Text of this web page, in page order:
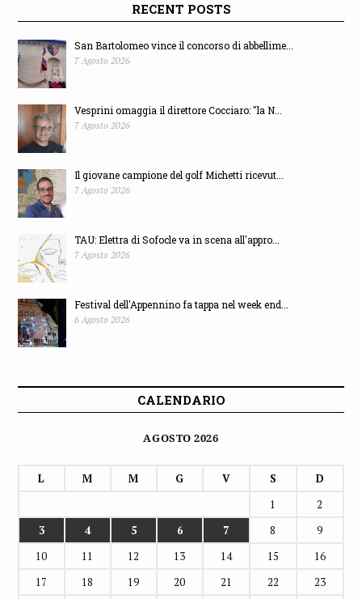
RECENT POSTS
San Bartolomeo vince il concorso di abbellime...
7 Agosto 2026
Vesprini omaggia il direttore Cocciaro: "la N...
7 Agosto 2026
Il giovane campione del golf Michetti ricevut...
7 Agosto 2026
TAU: Elettra di Sofocle va in scena all'appro...
7 Agosto 2026
Festival dell'Appennino fa tappa nel week end...
6 Agosto 2026
CALENDARIO
AGOSTO 2026
L M M G V S
D
1
2
3
4 5 6 7 8
9
10
11 12 13 14 15
16
17
18 19 20 21 22
23